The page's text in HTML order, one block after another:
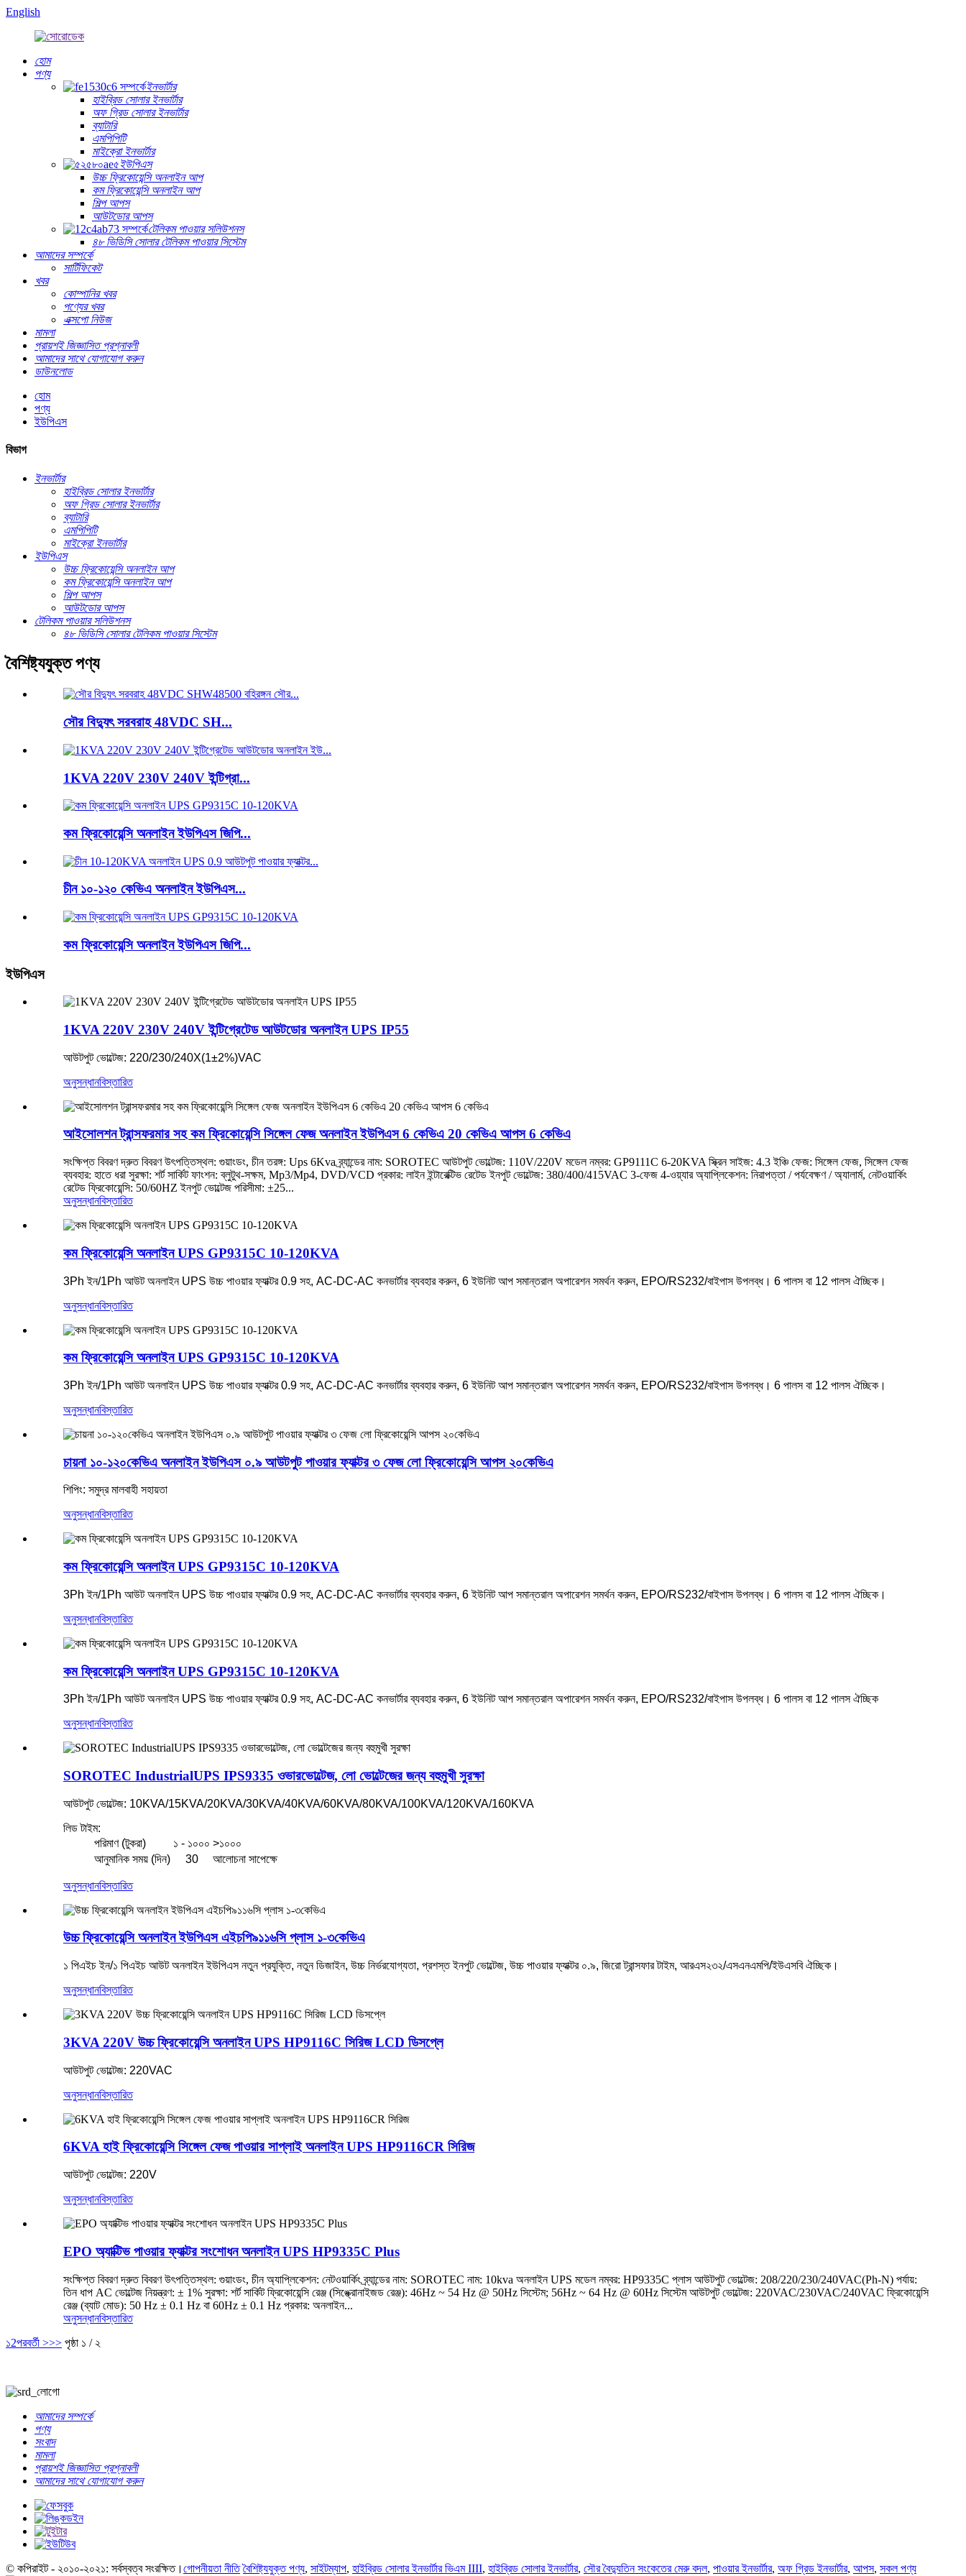
English
হোম
পণ্য
ইনভার্টার
হাইব্রিড সোলার ইনভার্টার
অফ গ্রিড সোলার ইনভার্টার
ব্যাটারি
এমপিপিটি
মাইক্রো ইনভার্টার
ইউপিএস
উচ্চ ফ্রিকোয়েন্সি অনলাইন আপ
কম ফ্রিকোয়েন্সি অনলাইন আপ
শিল্প আপস
আউটডোর আপস
টেলিকম পাওয়ার সলিউশনস
৪৮ ভিডিসি সোলার টেলিকম পাওয়ার সিস্টেম
আমাদের সম্পর্কে
সার্টিফিকেট
খবর
কোম্পানির খবর
পণ্যের খবর
এক্সপো নিউজ
মামলা
প্রায়শই জিজ্ঞাসিত প্রশ্নাবলী
আমাদের সাথে যোগাযোগ করুন
ডাউনলোড
হোম
পণ্য
ইউপিএস
বিভাগ
ইনভার্টার
হাইব্রিড সোলার ইনভার্টার
অফ গ্রিড সোলার ইনভার্টার
ব্যাটারি
এমপিপিটি
মাইক্রো ইনভার্টার
ইউপিএস
উচ্চ ফ্রিকোয়েন্সি অনলাইন আপ
কম ফ্রিকোয়েন্সি অনলাইন আপ
শিল্প আপস
আউটডোর আপস
টেলিকম পাওয়ার সলিউশনস
৪৮ ভিডিসি সোলার টেলিকম পাওয়ার সিস্টেম
বৈশিষ্ট্যযুক্ত পণ্য
সৌর বিদ্যুৎ সরবরাহ 48VDC SH...
1KVA 220V 230V 240V ইন্টিগ্রা...
কম ফ্রিকোয়েন্সি অনলাইন ইউপিএস জিপি...
চীন ১০-১২০ কেভিএ অনলাইন ইউপিএস...
কম ফ্রিকোয়েন্সি অনলাইন ইউপিএস জিপি...
ইউপিএস
1KVA 220V 230V 240V ইন্টিগ্রেটেড আউটডোর অনলাইন UPS IP55
আউটপুট ভোল্টেজ: 220/230/240X(1±2%)VAC
অনুসন্ধানবিস্তারিত
আইসোলশন ট্রান্সফরমার সহ কম ফ্রিকোয়েন্সি সিঙ্গেল ফেজ অনলাইন ইউপিএস 6 কেভিএ 20 কেভিএ আপস 6 কেভিএ
সংক্ষিপ্ত বিবরণ দ্রুত বিবরণ উৎপত্তিস্থল: গুয়াংডং, চীন তরঙ্গ: Ups 6Kva ব্র্যান্ডের নাম: SOROTEC আউটপুট ভোল্টেজ: 110V/220V মডেল নম্বর: GP9111C 6-20KVA স্ক্রিন সাইজ: 4.3 ইঞ্চি ফেজ: সিঙ্গেল ফেজ, সিঙ্গেল ফেজ
ব্যবহার: হাতে ধরা সুরক্ষা: শর্ট সার্কিট ফাংশন: ব্লুটুথ-সক্ষম, Mp3/Mp4, DVD/VCD প্রকার: লাইন ইন্টারেক্টিভ রেটেড ইনপুট ভোল্টেজ: 380/400/415VAC 3-ফেজ 4-ওয়্যার অ্যাপ্লিকেশন: নিরাপত্তা / পর্যবেক্ষণ / অ্যালার্ম, নেটওয়ার্কিং
রেটেড ফ্রিকোয়েন্সি: 50/60HZ ইনপুট ভোল্টেজ পরিসীমা: ±25...
অনুসন্ধানবিস্তারিত
কম ফ্রিকোয়েন্সি অনলাইন UPS GP9315C 10-120KVA
3Ph ইন/1Ph আউট অনলাইন UPS উচ্চ পাওয়ার ফ্যাক্টর 0.9 সহ, AC-DC-AC কনভার্টার ব্যবহার করুন, 6 ইউনিট আপ সমান্তরাল অপারেশন সমর্থন করুন, EPO/RS232/বাইপাস উপলব্ধ। 6 পালস বা 12 পালস ঐচ্ছিক।
অনুসন্ধানবিস্তারিত
কম ফ্রিকোয়েন্সি অনলাইন UPS GP9315C 10-120KVA
3Ph ইন/1Ph আউট অনলাইন UPS উচ্চ পাওয়ার ফ্যাক্টর 0.9 সহ, AC-DC-AC কনভার্টার ব্যবহার করুন, 6 ইউনিট আপ সমান্তরাল অপারেশন সমর্থন করুন, EPO/RS232/বাইপাস উপলব্ধ। 6 পালস বা 12 পালস ঐচ্ছিক।
অনুসন্ধানবিস্তারিত
চায়না ১০-১২০কেভিএ অনলাইন ইউপিএস ০.৯ আউটপুট পাওয়ার ফ্যাক্টর ৩ ফেজ লো ফ্রিকোয়েন্সি আপস ২০কেভিএ
শিপিং: সমুদ্র মালবাহী সহায়তা
অনুসন্ধানবিস্তারিত
কম ফ্রিকোয়েন্সি অনলাইন UPS GP9315C 10-120KVA
3Ph ইন/1Ph আউট অনলাইন UPS উচ্চ পাওয়ার ফ্যাক্টর 0.9 সহ, AC-DC-AC কনভার্টার ব্যবহার করুন, 6 ইউনিট আপ সমান্তরাল অপারেশন সমর্থন করুন, EPO/RS232/বাইপাস উপলব্ধ। 6 পালস বা 12 পালস ঐচ্ছিক।
অনুসন্ধানবিস্তারিত
কম ফ্রিকোয়েন্সি অনলাইন UPS GP9315C 10-120KVA
3Ph ইন/1Ph আউট অনলাইন UPS উচ্চ পাওয়ার ফ্যাক্টর 0.9 সহ, AC-DC-AC কনভার্টার ব্যবহার করুন, 6 ইউনিট আপ সমান্তরাল অপারেশন সমর্থন করুন, EPO/RS232/বাইপাস উপলব্ধ। 6 পালস বা 12 পালস ঐচ্ছিক
অনুসন্ধানবিস্তারিত
SOROTEC IndustrialUPS IPS9335 ওভারভোল্টেজ, লো ভোল্টেজের জন্য বহুমুখী সুরক্ষা
আউটপুট ভোল্টেজ: 10KVA/15KVA/20KVA/30KVA/40KVA/60KVA/80KVA/100KVA/120KVA/160KVA
লিড টাইম:
পরিমাণ (টুকরা)
১ - ১০০০ >১০০০
আনুমানিক সময় (দিন)
30 আলোচনা সাপেক্ষে
অনুসন্ধানবিস্তারিত
উচ্চ ফ্রিকোয়েন্সি অনলাইন ইউপিএস এইচপি৯১১৬সি প্লাস ১-৩কেভিএ
১ পিএইচ ইন/১ পিএইচ আউট অনলাইন ইউপিএস নতুন প্রযুক্তি, নতুন ডিজাইন, উচ্চ নির্ভরযোগ্যতা, প্রশস্ত ইনপুট ভোল্টেজ, উচ্চ পাওয়ার ফ্যাক্টর ০.৯, জিরো ট্রান্সফার টাইম, আরএস২৩২/এসএনএমপি/ইউএসবি ঐচ্ছিক।
অনুসন্ধানবিস্তারিত
3KVA 220V উচ্চ ফ্রিকোয়েন্সি অনলাইন UPS HP9116C সিরিজ LCD ডিসপ্লে
আউটপুট ভোল্টেজ: 220VAC
অনুসন্ধানবিস্তারিত
6KVA হাই ফ্রিকোয়েন্সি সিঙ্গেল ফেজ পাওয়ার সাপ্লাই অনলাইন UPS HP9116CR সিরিজ
আউটপুট ভোল্টেজ: 220V
অনুসন্ধানবিস্তারিত
EPO অ্যাক্টিভ পাওয়ার ফ্যাক্টর সংশোধন অনলাইন UPS HP9335C Plus
সংক্ষিপ্ত বিবরণ দ্রুত বিবরণ উৎপত্তিস্থল: গুয়াংডং, চীন অ্যাপ্লিকেশন: নেটওয়ার্কিং ব্র্যান্ডের নাম: SOROTEC নাম: 10kva অনলাইন UPS মডেল নম্বর: HP9335C প্লাস আউটপুট ভোল্টেজ: 208/220/230/240VAC(Ph-N) পর্যায়:
তিন ধাপ AC ভোল্টেজ নিয়ন্ত্রণ: ± 1% সুরক্ষা: শর্ট সার্কিট ফ্রিকোয়েন্সি রেঞ্জ (সিঙ্ক্রোনাইজড রেঞ্জ): 46Hz ~ 54 Hz @ 50Hz সিস্টেম; 56Hz ~ 64 Hz @ 60Hz সিস্টেম আউটপুট ভোল্টেজ: 220VAC/230VAC/240VAC ফ্রিকোয়েন্সি
রেঞ্জ (ব্যাট মোড): 50 Hz ± 0.1 Hz বা 60Hz ± 0.1 Hz প্রকার: অনলাইন...
অনুসন্ধানবিস্তারিত
১2পরবর্তী >>> পৃষ্ঠা ১ / ২
আমাদের সম্পর্কে
পণ্য
সংবাদ
মামলা
প্রায়শই জিজ্ঞাসিত প্রশ্নাবলী
আমাদের সাথে যোগাযোগ করুন
© কপিরাইট - ২০১০-২০২১: সর্বস্বত্ব সংরক্ষিত। গোপনীয়তা নীতি বৈশিষ্ট্যযুক্ত পণ্য, সাইটম্যাপ, হাইব্রিড সোলার ইনভার্টার ভিএম IIII, হাইব্রিড সোলার ইনভার্টার, সৌর বৈদ্যুতিন সংকেতের মেরু বদল, পাওয়ার ইনভার্টার, অফ গ্রিড ইনভার্টার, আপস, সকল পণ্য